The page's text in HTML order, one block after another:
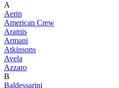
A
Aerin
American Crew
Aramis
Armani
Atkinsons
Avela
Azzaro
B
Baldessarini